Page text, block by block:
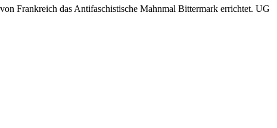
Frankreich das Antifaschistische Mahnmal Bittermark errichtet. UG